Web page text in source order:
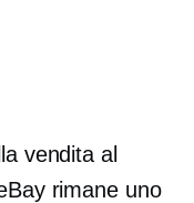
vendita al
rimane uno